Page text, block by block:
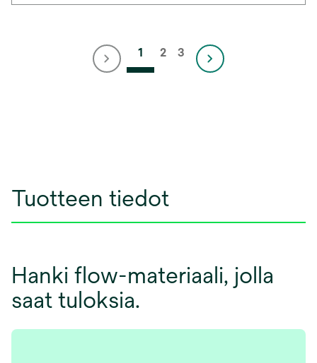
1 2 3
Tuotteen tiedot
Hanki flow-materiaali, jolla
saat tuloksia.